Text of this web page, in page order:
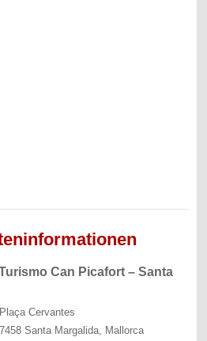
Can Picafort – Santa
Plaça Cervantes
7458 Santa Margalida, Mallorca